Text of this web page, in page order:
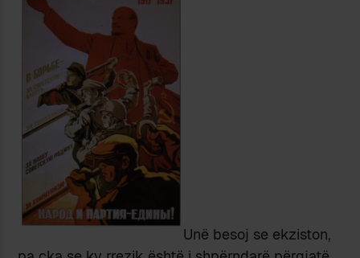
Unë besoj se ekziston,